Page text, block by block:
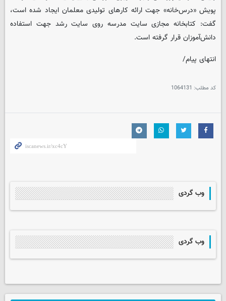
پویش «درس‌خانه» جهت ارائه کارهای تولیدی معلمان ایجاد شده است،
گفت: کتابخانه مجازی سایت مدرسه روی سایت رشد جهت استفاده
دانش‌آموزان قرار گرفته است.
انتهای پیام/
کد مطلب: 1064131
وب گردی
وب گردی